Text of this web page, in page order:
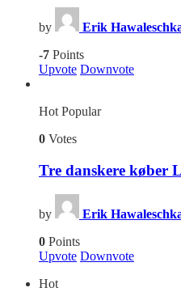
by Erik
-7 Points
Upvote Downvote
Hot Popular
0 Votes
Tre danskere køber
by Erik
0 Points
Upvote Downvote
Hot